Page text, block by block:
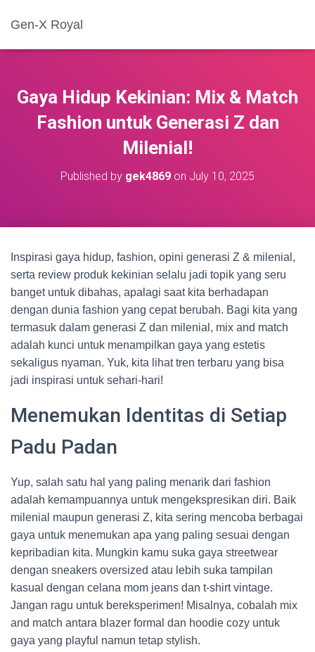
Gen-X Royal
Gaya Hidup Kekinian: Mix & Match
Fashion untuk Generasi Z dan
Milenial!
Published by gek4869 on July 10, 2025
Inspirasi gaya hidup, fashion, opini generasi Z & milenial,
serta review produk kekinian selalu jadi topik yang seru
banget untuk dibahas, apalagi saat kita berhadapan
dengan dunia fashion yang cepat berubah. Bagi kita yang
termasuk dalam generasi Z dan milenial, mix and match
adalah kunci untuk menampilkan gaya yang estetis
sekaligus nyaman. Yuk, kita lihat tren terbaru yang bisa
jadi inspirasi untuk sehari-hari!
Menemukan Identitas di Setiap
Padu Padan
Yup, salah satu hal yang paling menarik dari fashion
adalah kemampuannya untuk mengekspresikan diri. Baik
milenial maupun generasi Z, kita sering mencoba berbagai
gaya untuk menemukan apa yang paling sesuai dengan
kepribadian kita. Mungkin kamu suka gaya streetwear
dengan sneakers oversized atau lebih suka tampilan
kasual dengan celana mom jeans dan t-shirt vintage.
Jangan ragu untuk bereksperimen! Misalnya, cobalah mix
and match antara blazer formal dan hoodie cozy untuk
gaya yang playful namun tetap stylish.